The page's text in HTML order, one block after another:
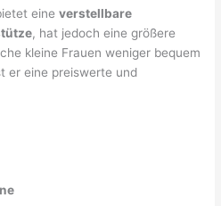
eineverstellbare
, hat jedoch eine größere
kleine Frauen weniger bequem
er eine preiswerte und